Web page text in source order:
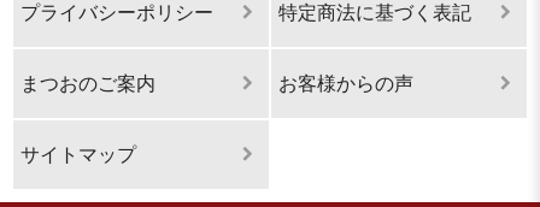
プライバシーポリシー 特定商法に基づく表記
まつおのご案内 お客様からの声
サイトマップ